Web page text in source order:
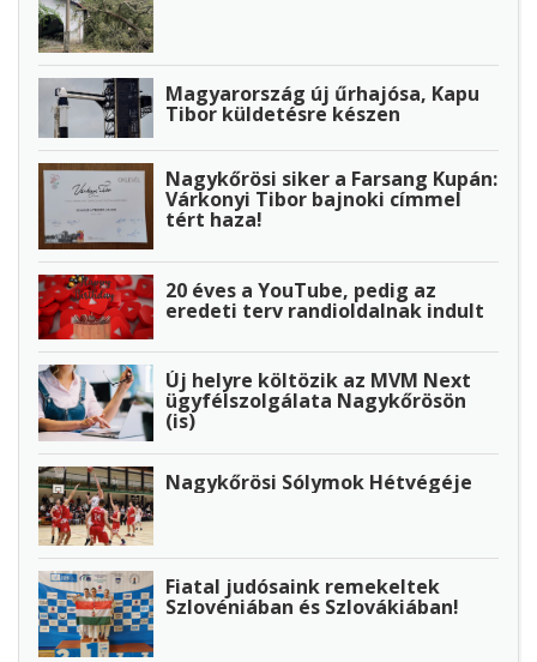
Magyarország új űrhajósa, Kapu
Tibor küldetésre készen
Nagykőrösi siker a Farsang Kupán:
Várkonyi Tibor bajnoki címmel
tért haza!
20 éves a YouTube, pedig az
eredeti terv randioldalnak indult
Új helyre költözik az MVM Next
ügyfélszolgálata Nagykőrösön
(is)
Nagykőrösi Sólymok Hétvégéje
Fiatal judósaink remekeltek
Szlovéniában és Szlovákiában!